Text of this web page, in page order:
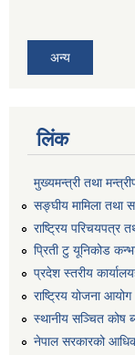
अन्य
लिंक
मुख्यमन्त्री तथा
सङ्‍घीय मामिला तथा
राष्ट्रिय परिचयपत्र
प्रिती टु यूनिकोड
प्रदेश स्तरीय
राष्ट्रिय योजना आयोग
स्थानीय सञ्चित कोष
नेपाल सरकारको